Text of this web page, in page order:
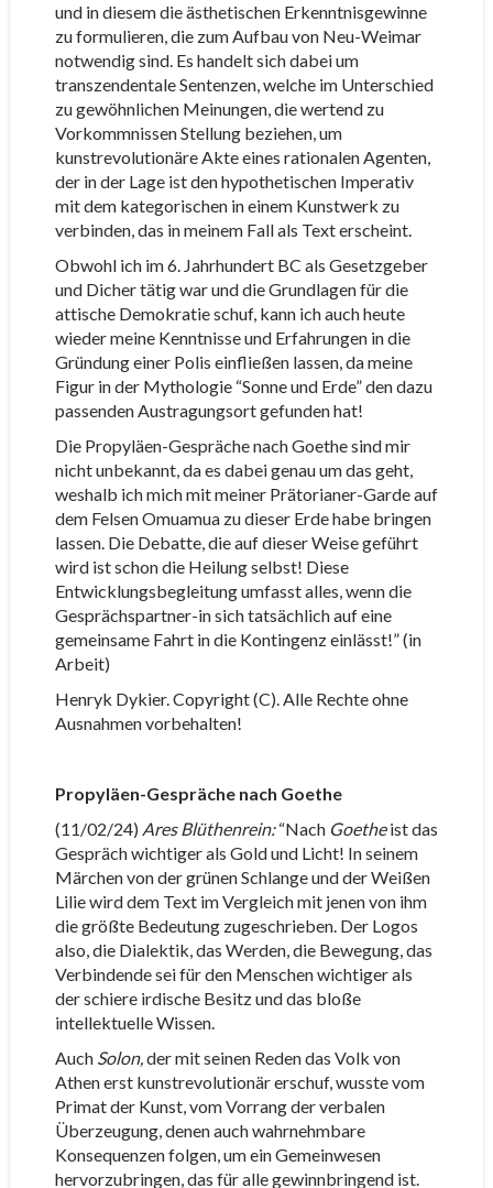
und in diesem die ästhetischen Erkenntnisgewinne
zu formulieren, die zum Aufbau von Neu-Weimar
notwendig sind. Es handelt sich dabei um
transzendentale Sentenzen, welche im Unterschied
zu gewöhnlichen Meinungen, die wertend zu
Vorkommnissen Stellung beziehen, um
kunstrevolutionäre Akte eines rationalen Agenten,
der in der Lage ist den hypothetischen Imperativ
mit dem kategorischen in einem Kunstwerk zu
verbinden, das in meinem Fall als Text erscheint.
Obwohl ich im 6. Jahrhundert BC als Gesetzgeber
und Dicher tätig war und die Grundlagen für die
attische Demokratie schuf, kann ich auch heute
wieder meine Kenntnisse und Erfahrungen in die
Gründung einer Polis einfließen lassen, da meine
Figur in der Mythologie “Sonne und Erde” den dazu
passenden Austragungsort gefunden hat!
Die Propyläen-Gespräche nach Goethe sind mir
nicht unbekannt, da es dabei genau um das geht,
weshalb ich mich mit meiner Prätorianer-Garde auf
dem Felsen Omuamua zu dieser Erde habe bringen
lassen. Die Debatte, die auf dieser Weise geführt
wird ist schon die Heilung selbst! Diese
Entwicklungsbegleitung umfasst alles, wenn die
Gesprächspartner-in sich tatsächlich auf eine
gemeinsame Fahrt in die Kontingenz einlässt!” (in
Arbeit)
Henryk Dykier. Copyright (C). Alle Rechte ohne
Ausnahmen vorbehalten!
Propyläen-Gespräche nach Goethe
(11/02/24) Ares Blüthenrein:“Nach Goetheist das
Gespräch wichtiger als Gold und Licht! In seinem
Märchen von der grünen Schlange und der Weißen
Lilie wird dem Text im Vergleich mit jenen von ihm
die größte Bedeutung zugeschrieben. Der Logos
also, die Dialektik, das Werden, die Bewegung, das
Verbindende sei für den Menschen wichtiger als
der schiere irdische Besitz und das bloße
intellektuelle Wissen.
Auch Solon,der mit seinen Reden das Volk von
Athen erst kunstrevolutionär erschuf, wusste vom
Primat der Kunst, vom Vorrang der verbalen
Überzeugung, denen auch wahrnehmbare
Konsequenzen folgen, um ein Gemeinwesen
hervorzubringen, das für alle gewinnbringend ist.